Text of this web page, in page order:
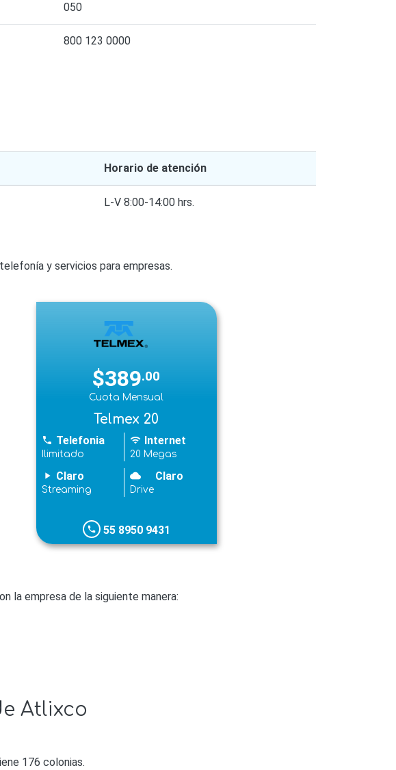
050
800 123 0000
Horario de atención
L-V 8:00-14:00 hrs.
y servicios para empresas.
$389.00
Cuota Mensual
Telmex 20
phone Telefonia
Ilimitado
wifi Internet
20 Megas
play_arrow Claro
Streaming
cloudy Claro
Drive
phone 55 8950 9431
la empresa de la siguiente manera:
Atlixco
176 colonias.